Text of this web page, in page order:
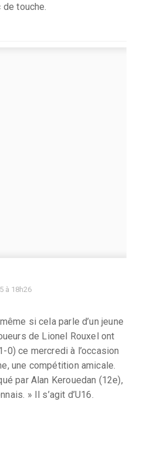
touche.
à 18h26
si cela parle d’un jeune
de Lionel Rouxel ont
0) ce mercredi à l’occasion
une compétition amicale.
par Alan Kerouedan (12e),
» Il s’agit d’U16.